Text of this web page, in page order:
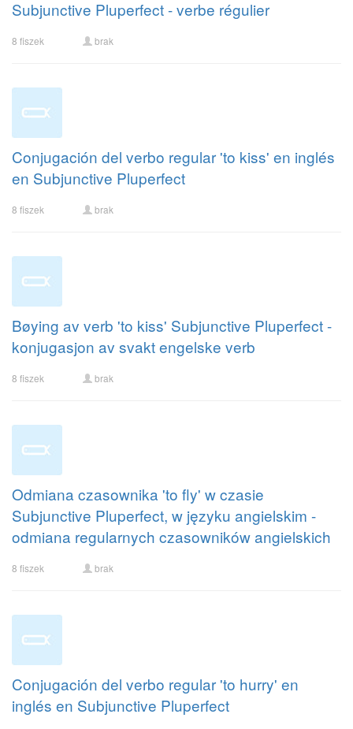
Subjunctive Pluperfect - verbe régulier
8 fiszek brak
Conjugación del verbo regular 'to kiss' en inglés
en Subjunctive Pluperfect
8 fiszek brak
Bøying av verb 'to kiss' Subjunctive Pluperfect -
konjugasjon av svakt engelske verb
8 fiszek brak
Odmiana czasownika 'to fly' w czasie
Subjunctive Pluperfect, w języku angielskim -
odmiana regularnych czasowników angielskich
8 fiszek brak
Conjugación del verbo regular 'to hurry' en
inglés en Subjunctive Pluperfect